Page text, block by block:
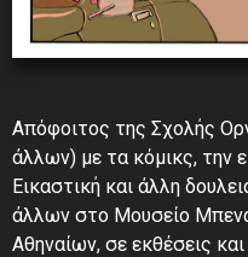
Απόφοιτος της Σχολής
άλλων) με τα κόμικς, την
Εικαστική και άλλη
άλλων στο Μουσείο
Αθηναίων, σε εκθέσεις